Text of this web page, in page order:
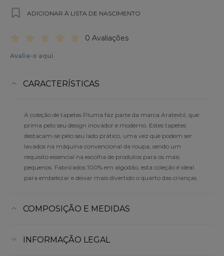
ADICIONAR À LISTA DE NASCIMENTO
0 Avaliações
Avalia-o aqui
CARACTERÍSTICAS
A coleção de tapetes Pluma faz parte da marca Aratextil, que
prima pelo seu design inovador e moderno. Estes tapetes
destacam-se pelo seu lado prático, uma vez que podem ser
lavados na máquina convencional da roupa, sendo um
requisito essencial na escolha de produtos para os mais
pequenos. Fabricados 100% em algodão, esta coleção é ideal
para embelezar e deixar mais divertido o quarto das crianças.
COMPOSIÇÃO E MEDIDAS
INFORMAÇÃO LEGAL